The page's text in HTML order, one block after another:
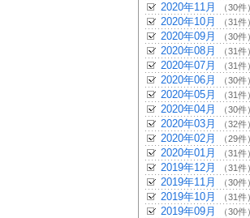
2020年11月 （30件）
2020年10月 （31件）
2020年09月 （30件）
2020年08月 （31件）
2020年07月 （31件）
2020年06月 （30件）
2020年05月 （31件）
2020年04月 （30件）
2020年03月 （32件）
2020年02月 （29件）
2020年01月 （31件）
2019年12月 （31件）
2019年11月 （30件）
2019年10月 （31件）
2019年09月 （30件）